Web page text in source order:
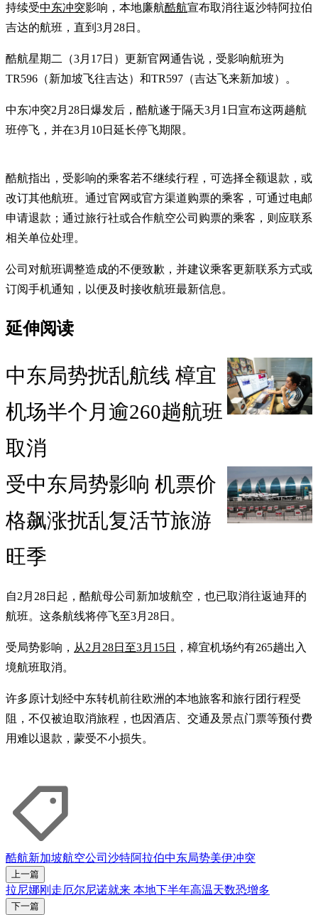
持续受中东冲突影响，本地廉航酷航宣布取消往返沙特阿拉伯
吉达的航班，直到3月28日。
酷航星期二（3月17日）更新官网通告说，受影响航班为
TR596（新加坡飞往吉达）和TR597（吉达飞来新加坡）。
中东冲突2月28日爆发后，酷航遂于隔天3月1日宣布这两趟航
班停飞，并在3月10日延长停飞期限。
酷航指出，受影响的乘客若不继续行程，可选择全额退款，或
改订其他航班。通过官网或官方渠道购票的乘客，可通过电邮
申请退款；通过旅行社或合作航空公司购票的乘客，则应联系
相关单位处理。
公司对航班调整造成的不便致歉，并建议乘客更新联系方式或
订阅手机通知，以便及时接收航班最新信息。
延伸阅读
中东局势扰乱航线 樟宜
机场半个月逾260趟航班
取消
受中东局势影响 机票价
格飙涨扰乱复活节旅游
旺季
自2月28日起，酷航母公司新加坡航空，也已取消往返迪拜的
航班。这条航线将停飞至3月28日。
受局势影响， 从2月28日至3月15日
，樟宜机场约有265趟出入
境航班取消。
许多原计划经中东转机前往欧洲的本地旅客和旅行团行程受
阻，不仅被迫取消旅程，也因酒店、交通及景点门票等预付费
用难以退款，蒙受不小损失。
酷航新加坡航空公司 沙特阿拉伯中东局势美伊冲突
上一篇
拉尼娜刚走厄尔尼诺就来 本地下半年高温天数恐增多
下一篇